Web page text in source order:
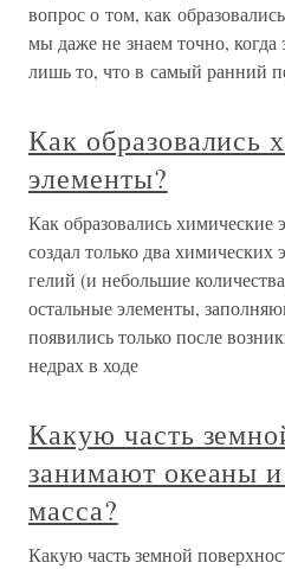
вопрос о том, как
мы даже не знаем точно,
лишь то, что в самый ранний
Как образовались
элементы?
Как образовались
создал только два химических
гелий (и небольшие
остальные элементы,
появились только после
недрах в ходе
Какую часть
занимают океаны
масса?
Какую часть земной